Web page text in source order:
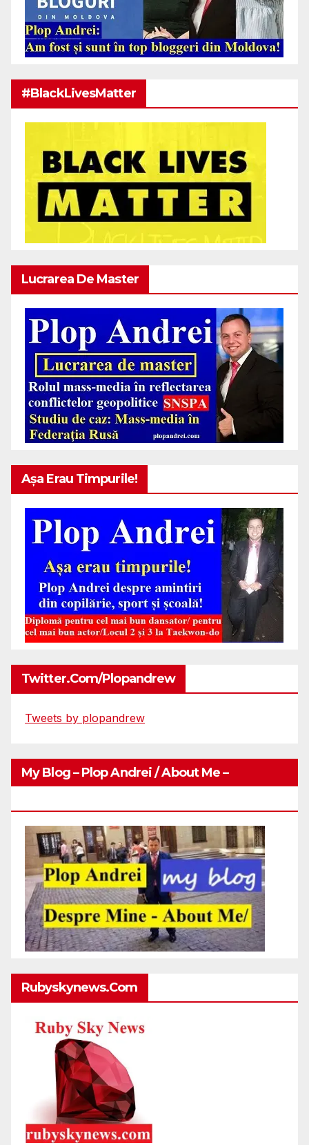
#BlackLivesMatter
Lucrarea De Master
Așa Erau Timpurile!
Twitter.com/plopandrew
Tweets by plopandrew
My Blog – Plop Andrei / About Me –
Rubyskynews.com